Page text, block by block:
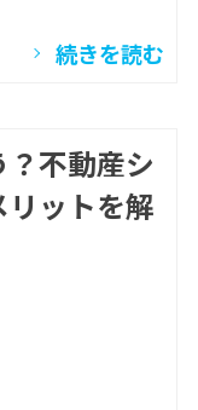
続きを読む
不動産シ
ットを解